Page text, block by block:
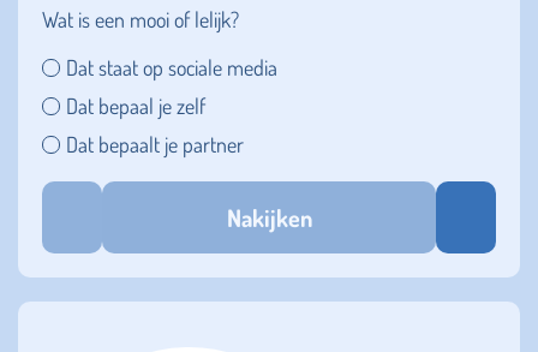
Wat is een mooi of lelijk?
Dat staat op sociale media
Dat bepaal je zelf
Dat bepaalt je partner
Nakijken